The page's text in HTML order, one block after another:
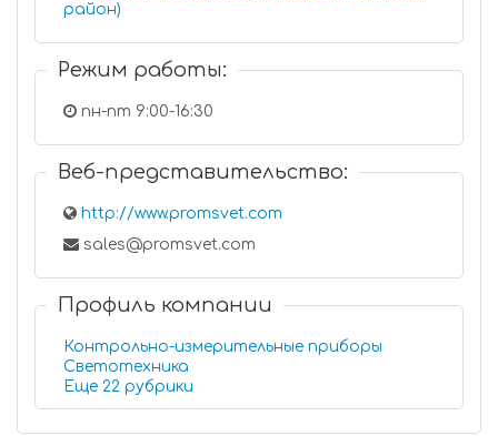
район)
Режим работы:
пн-пт 9:00-16:30
Веб-представительство:
http://www.promsvet.com
sales@promsvet.com
Профиль компании
Контрольно-измерительные приборы
Светотехника
Еще 22 рубрики